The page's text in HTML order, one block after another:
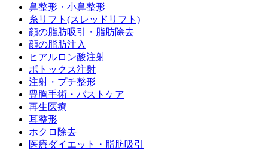
鼻整形・小鼻整形
糸リフト(スレッドリフト)
顔の脂肪吸引・脂肪除去
顔の脂肪注入
ヒアルロン酸注射
ボトックス注射
注射・プチ整形
豊胸手術・バストケア
再生医療
耳整形
ホクロ除去
医療ダイエット・脂肪吸引